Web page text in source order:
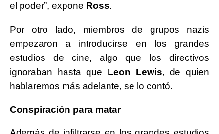
el poder”, expone Ross.
Por otro lado, miembros de grupos nazis
empezaron a introducirse en los grandes
estudios de cine, algo que los directivos
ignoraban hasta que Leon Lewis, de quien
hablaremos más adelante, se lo contó.
Conspiración para matar